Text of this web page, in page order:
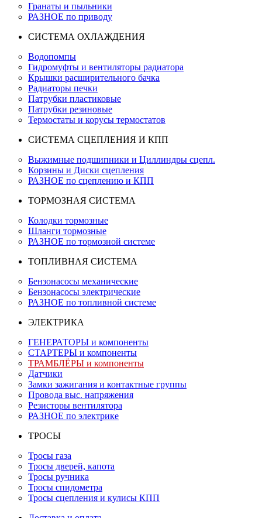
Гранаты и пыльники
РАЗНОЕ по приводу
СИСТЕМА ОХЛАЖДЕНИЯ
Водопомпы
Гидромуфты и вентиляторы радиатора
Крышки расширительного бачка
Радиаторы печки
Патрубки пластиковые
Патрубки резиновые
Термостаты и корусы термостатов
СИСТЕМА СЦЕПЛЕНИЯ И КПП
Выжимные подшипники и Циллиндры сцепл.
Корзины и Диски сцепления
РАЗНОЕ по сцеплению и КПП
ТОРМОЗНАЯ СИСТЕМА
Колодки тормозные
Шланги тормозные
РАЗНОЕ по тормозной системе
ТОПЛИВНАЯ СИСТЕМА
Бензонасосы механические
Бензонасосы электрические
РАЗНОЕ по топливной системе
ЭЛЕКТРИКА
ГЕНЕРАТОРЫ и компоненты
СТАРТЕРЫ и компоненты
ТРАМБЛЁРЫ и компоненты
Датчики
Замки зажигания и контактные группы
Провода выс. напряжения
Резисторы вентилятора
РАЗНОЕ по электрике
ТРОСЫ
Тросы газа
Тросы дверей, капота
Тросы ручника
Тросы спидометра
Тросы сцепления и кулисы КПП